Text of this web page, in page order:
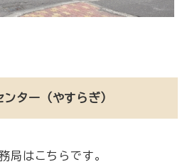
ター（やすらぎ）
局はこちらです。